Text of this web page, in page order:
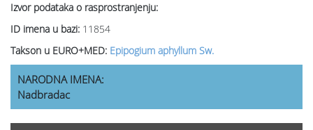
Izvor podataka o rasprostranjenju:
ID imena u bazi: 11854
Takson u EURO+MED: Epipogium aphyllum Sw.
NARODNA IMENA:
Nadbradac